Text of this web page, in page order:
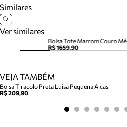
Similares
Ver similares
Bolsa Tote Marrom Couro
R$ 1659,90
VEJA TAMBÉM
Bolsa Tiracolo Preta Luisa Pequena Alcas
R$ 209,90